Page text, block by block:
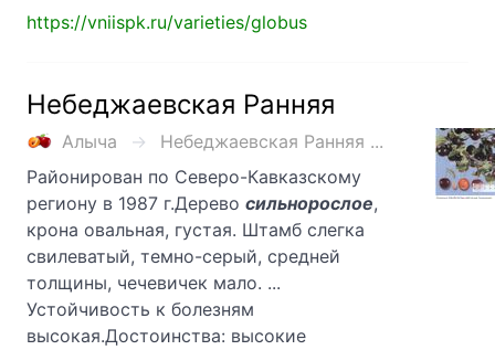
https://vniispk.ru/varieties/globus
Небеджаевская Ранняя
Алыча
Небеджаевская Ранняя ...
Районирован по Северо-Кавказскому
региону в 1987 г.Дерево сильнорослое,
крона овальная, густая. Штамб слегка
свилеватый, темно-серый, средней
толщины, чечевичек мало. ...
Устойчивость к болезням
высокая.Достоинства: высокие